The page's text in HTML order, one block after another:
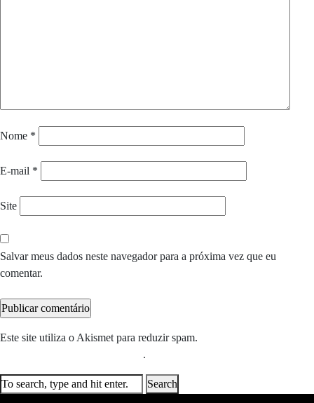
Nome *
E-mail *
Site
Salvar meus dados neste navegador para a próxima vez que eu
comentar.
Este site utiliza o Akismet para reduzir spam.
.
Search